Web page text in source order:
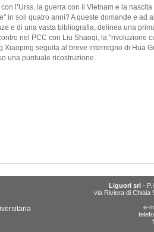
l’Urss, la guerra con il Vietnam e la nascita
in soli quatro anni? A queste domande e ad
e di una vasta bibliografia, delinea una
nel PCC con Liu Shaoqi, la "rivoluzione
Xiaoping seguita al breve interregno di Hua
una puntuale ricostruzione.
Liguori srl -
via Riviera di Chiaia
e-